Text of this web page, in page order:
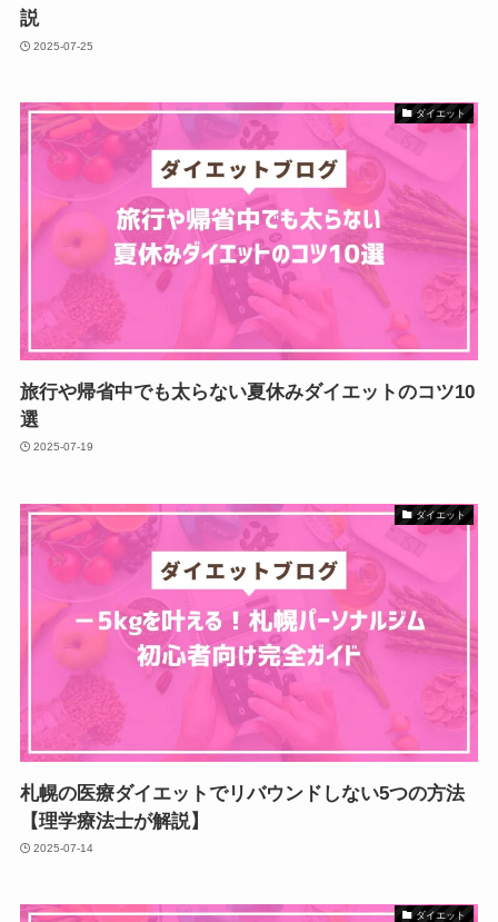
説
2025-07-25
ダイエット
旅行や帰省中でも太らない夏休みダイエットのコツ10
選
2025-07-19
ダイエット
札幌の医療ダイエットでリバウンドしない5つの方法
【理学療法士が解説】
2025-07-14
ダイエット